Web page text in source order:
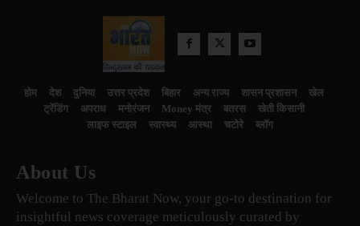
होम देश दुनिया उत्तर प्रदेश बिहार अन्य राज्य शासन प्रशासन
खेल
ट्रेंडिंग
अपराध मनोरंजन Money मंत्र बतरस
खेती किसानी
लाइफ स्टाइल
स्वास्थ्य आस्था चटोरे ब्लॉग
About Us
Welcome to The Bharat Now, your go-to destination for
insightful news coverage meticulously curated by